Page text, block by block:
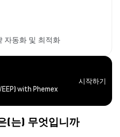
자동화 및 최적화
with Phemex
시작하기
(는) 무엇입니까